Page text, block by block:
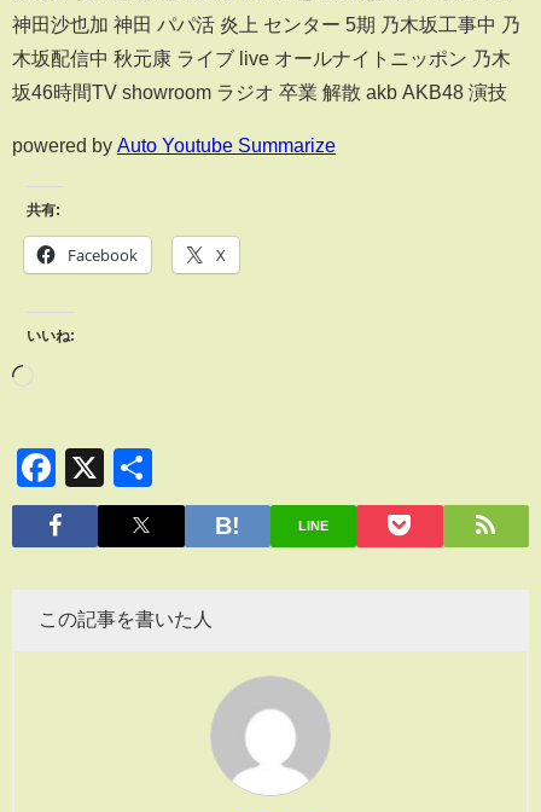
神田沙也加 神田 パパ活 炎上 センター 5期 乃木坂工事中 乃
木坂配信中 秋元康 ライブ live オールナイトニッポン 乃木
坂46時間TV showroom ラジオ 卒業 解散 akb AKB48 演技
powered by Auto Youtube Summarize
共有:
Facebook X
いいね:
Facebook
X
有
LINE
この記事を書いた人